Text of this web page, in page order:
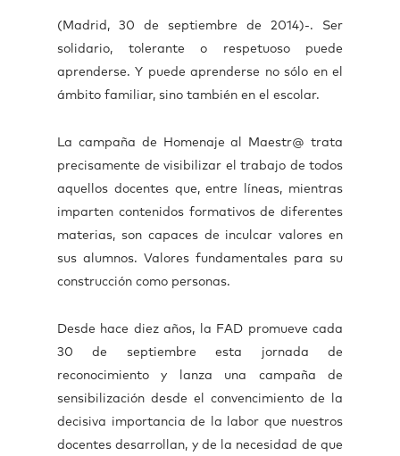
(Madrid, 30 de septiembre de 2014)-. Ser
solidario, tolerante o respetuoso puede
aprenderse. Y puede aprenderse no sólo en el
ámbito familiar, sino también en el escolar.
La campaña de Homenaje al Maestr@ trata
precisamente de visibilizar el trabajo de todos
aquellos docentes que, entre líneas, mientras
imparten contenidos formativos de diferentes
materias, son capaces de inculcar valores en
sus alumnos. Valores fundamentales para su
construcción como personas.
Desde hace diez años, la FAD promueve cada
30 de septiembre esta jornada de
reconocimiento y lanza una campaña de
sensibilización desde el convencimiento de la
decisiva importancia de la labor que nuestros
docentes desarrollan, y de la necesidad de que